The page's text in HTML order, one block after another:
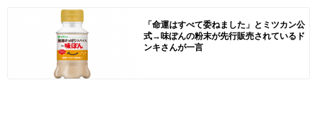
「命運はすべて委ねました」とミツカン公
式→味ぽんの粉末が先行販売されているド
ンキさんが一言